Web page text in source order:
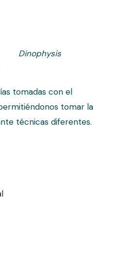
tomadas con el
tomar la
técnicas diferentes.